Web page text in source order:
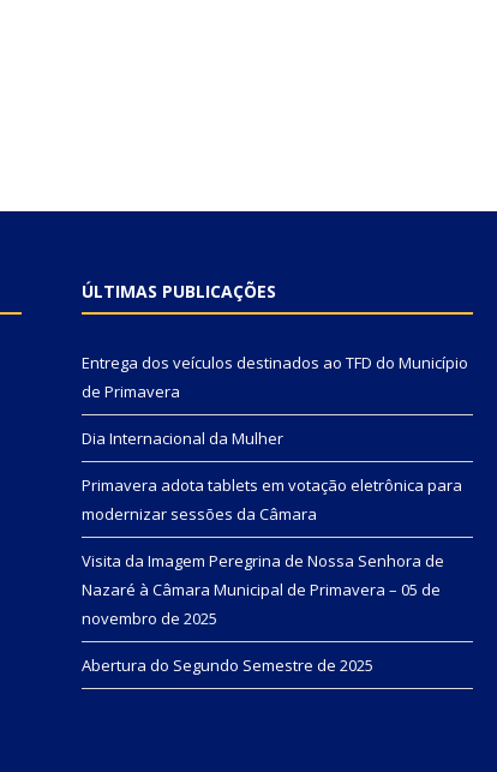
ÚLTIMAS PUBLICAÇÕES
Entrega dos veículos destinados ao TFD do Município
de Primavera
Dia Internacional da Mulher
Primavera adota tablets em votação eletrônica para
modernizar sessões da Câmara
Visita da Imagem Peregrina de Nossa Senhora de
Nazaré à Câmara Municipal de Primavera – 05 de
novembro de 2025
Abertura do Segundo Semestre de 2025